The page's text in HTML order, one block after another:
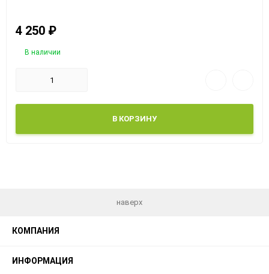
4 250 ₽
В наличии
В КОРЗИНУ
наверх
КОМПАНИЯ
ИНФОРМАЦИЯ